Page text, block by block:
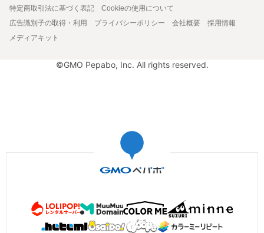
特定商取引法に基づく表記
Cookieの使用について
広告識別子の取得・利用
プライバシーポリシー 会社概要
採用情報
メディアキット
©GMO Pepabo, Inc. All rights reserved.